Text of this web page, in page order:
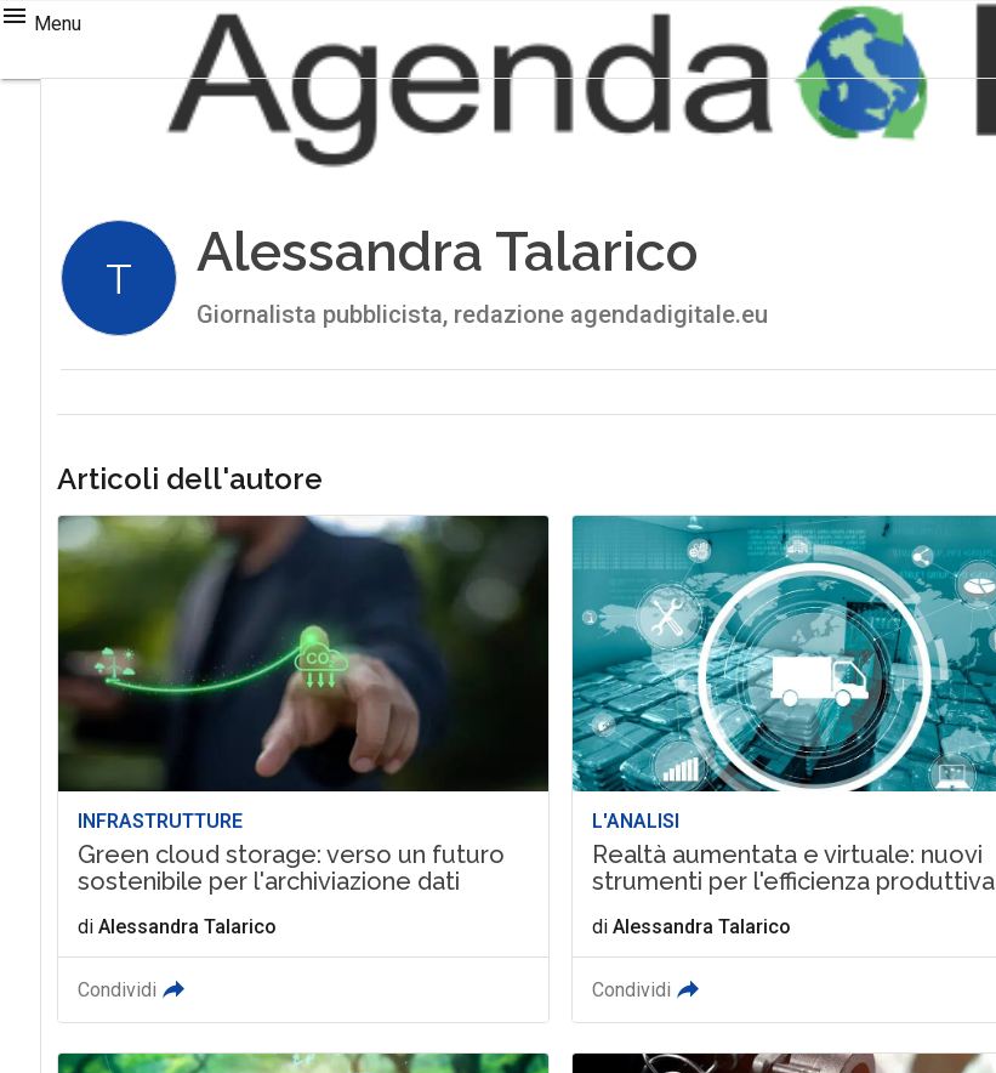
Menu
T Alessandra Talarico
Giornalista pubblicista, redazione agendadigitale.eu
Articoli dell'autore
INFRASTRUTTURE
Green cloud storage: verso un futuro
sostenibile per l'archiviazione dati
di Alessandra Talarico
Condividi
L'ANALISI
Realtà aumentata e virtuale: nuovi
strumenti per l'efficienza produttiva
diAlessandra Talarico
Condividi